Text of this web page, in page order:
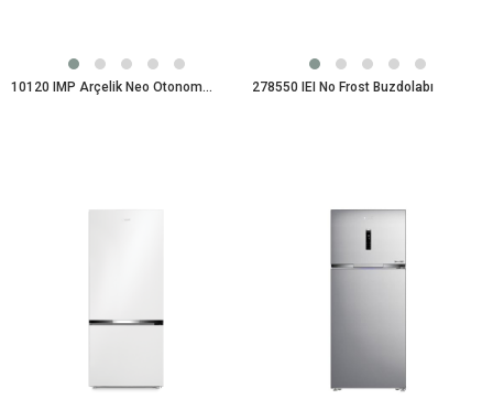
10120 IMP Arçelik Neo Otonom Çamaşır Makinesi 278550 IEI No Frost Buzdolabı